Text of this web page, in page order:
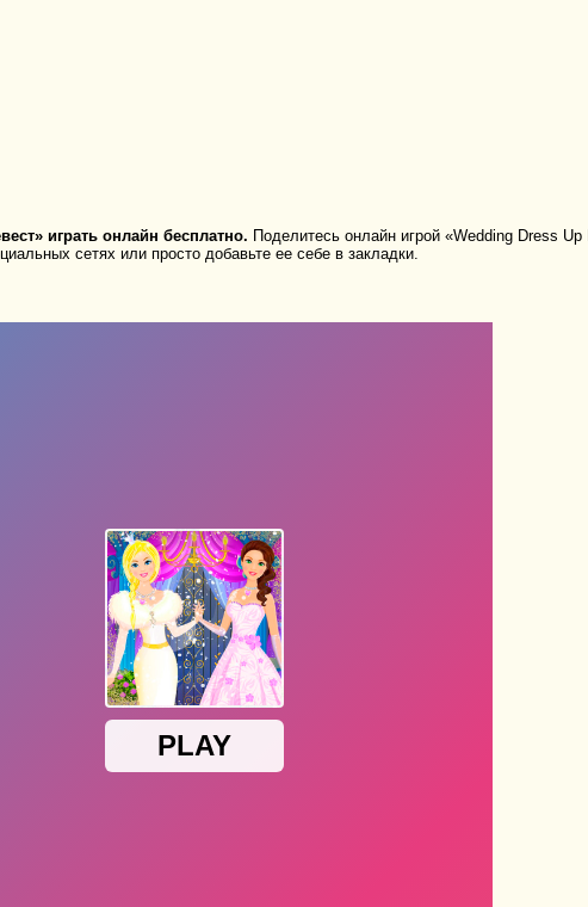
играть онлайн бесплатно. Поделитесь онлайн игрой «Wedding Dress
сетях или просто добавьте ее себе в закладки.